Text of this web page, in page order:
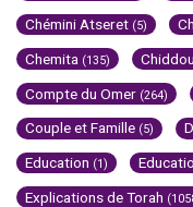
Chémini Atseret (5)
Chemita (135)
Compte du Omer (264)
Couple et Famille (5)
Education (1)
Explications de Torah